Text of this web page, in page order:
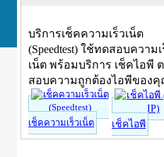
บริการเช็คความเร็วเน็ต
(Speedtest) ใช้ทดสอบความเ
เน็ต พร้อมบริการ เช็คไอพี
สอบความถูกต้องไอพีของ
เช็คความเร็วเน็ต เช็คไอพี